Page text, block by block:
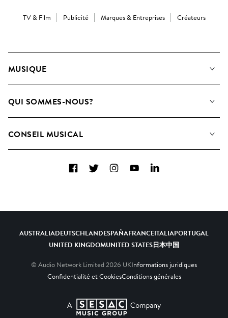
TV & Film Publicité Marques & Entreprises Créateurs
MUSIQUE
Rechercher
QUI SOMMES-NOUS?
Comment nous utilisons l’IA
CONSEIL MUSICAL
FacebookTwitterInstagramYouTubeLinkedIn
AUSTRALIADEUTSCHLANDESPAÑAFRANCEITALIAPORTUGAL
UNITED KINGDOMUNITED STATES日本中国
© Audio Network Limited 2026 UKInformations juridiques
Confidentialité et CookiesConditions générales
A SESAC Company